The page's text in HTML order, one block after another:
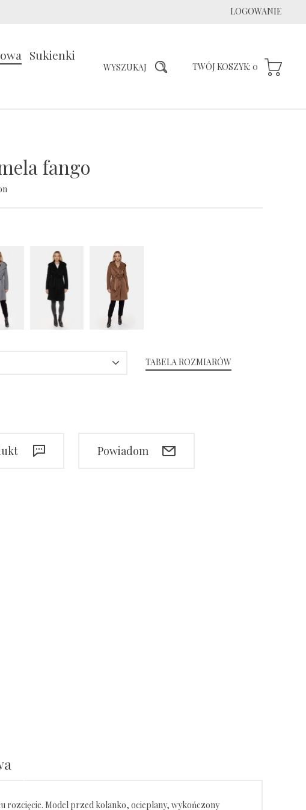
LOGOWANIE
TWÓJ KOSZYK: 0
Sukienki
fango
TABELA ROZMIARÓW
Powiadom
rozcięcie. Model przed kolanko, ocieplany, wykończony